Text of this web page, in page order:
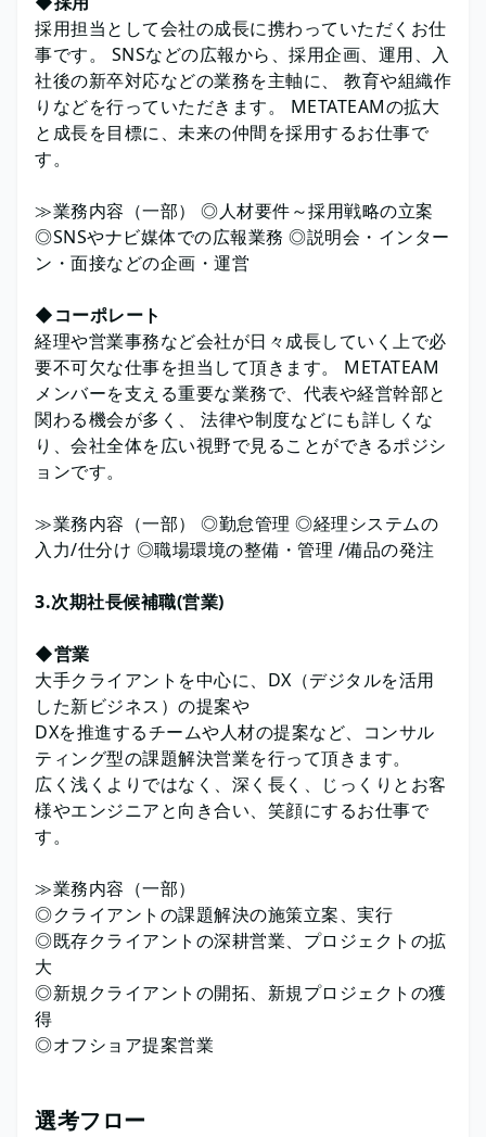
採用担当として会社の成長に携わっていただくお仕
事です。 SNSなどの広報から、採用企画、運用、入
社後の新卒対応などの業務を主軸に、 教育や組織作
りなどを行っていただきます。 METATEAMの拡大
と成長を目標に、未来の仲間を採用するお仕事で
す。
≫業務内容（一部） ◎人材要件～採用戦略の立案
◎SNSやナビ媒体での広報業務 ◎説明会・インター
ン・面接などの企画・運営
◆コーポレート
経理や営業事務など会社が日々成長していく上で必
要不可欠な仕事を担当して頂きます。 METATEAM
メンバーを支える重要な業務で、代表や経営幹部と
関わる機会が多く、 法律や制度などにも詳しくな
り、会社全体を広い視野で見ることができるポジシ
ョンです。
≫業務内容（一部） ◎勤怠管理 ◎経理システムの
入力/仕分け ◎職場環境の整備・管理 /備品の発注
3.次期社長候補職(営業)
◆営業
大手クライアントを中心に、DX（デジタルを活用
した新ビジネス）の提案や
DXを推進するチームや人材の提案など、コンサル
ティング型の課題解決営業を行って頂きます。
広く浅くよりではなく、深く長く、じっくりとお客
様やエンジニアと向き合い、笑顔にするお仕事で
す。
≫業務内容（一部）
◎クライアントの課題解決の施策立案、実行
◎既存クライアントの深耕営業、プロジェクトの拡
大
◎新規クライアントの開拓、新規プロジェクトの獲
得
◎オフショア提案営業
選考フロー